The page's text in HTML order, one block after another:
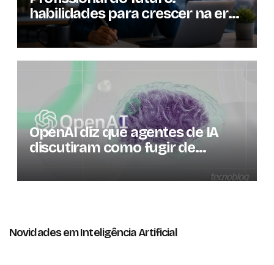
habilidades para crescer na era
da inteligência artificial
OpenAI diz que agentes de IA
discutiram como fugir de
Novidades em Inteligência Artificial